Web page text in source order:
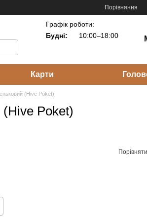
Порівняння
Графік роботи:
Будні:
10:00–18:00
Карти
(Hive Poket)
(Hive Poket)
Порівняти